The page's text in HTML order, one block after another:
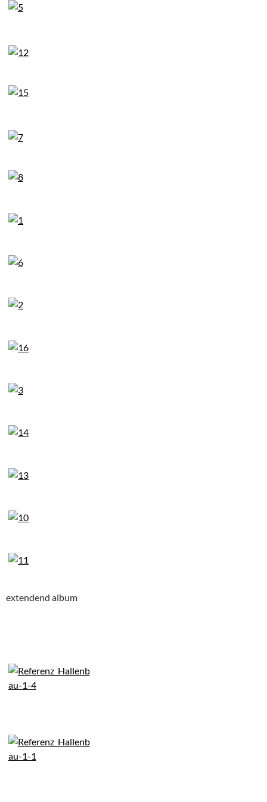
extendend album